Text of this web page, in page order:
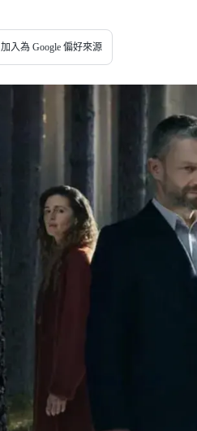
加入為 Google 偏好來源